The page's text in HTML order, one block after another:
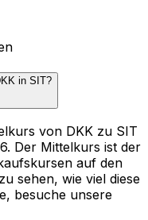
in SIT?
von DKK zu SIT
Der Mittelkurs ist der
auf den
sehen, wie viel diese
besuche unsere